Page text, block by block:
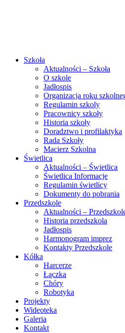
Szkoła
Aktualności – Szkoła
O szkole
Jadłospis
Organizacja roku
Regulamin szkoly
Pracownicy szkoły
Historia szkoły
Doradztwo i profilaktyka
Rada Szkoły
Macierz Szkolna
Świetlica
Aktualności – Świetlica
Świetlica Informacje
Regulamin świetlicy
Dokumenty do pobrania
Przedszkole
Aktualności –
Historia przedszkola
Jadłospis
Harmonogram imprez
Kontakty Przedszkole
Kółka
Harcerze
Łączka
Chóry
Robotyka
Projekty
Wideoteka
Galeria
Kontakt